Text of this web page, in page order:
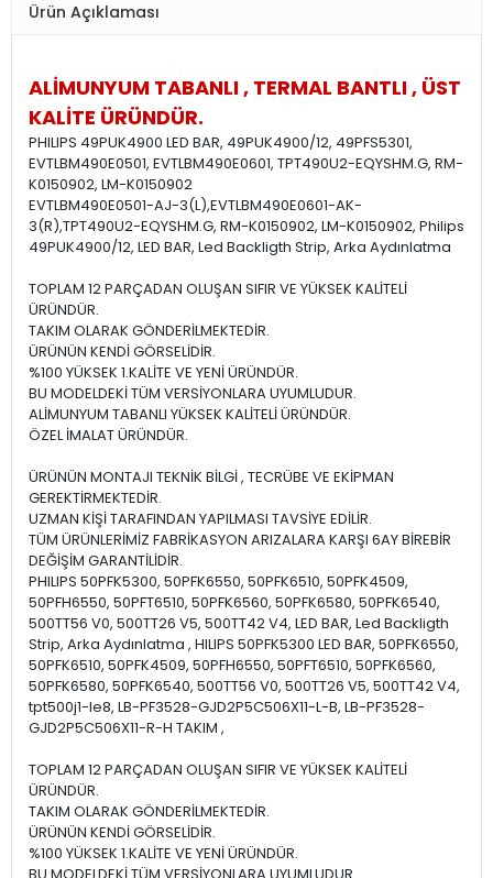
Ürün Açıklaması
ALİMUNYUM TABANLI , TERMAL BANTLI , ÜST
KALİTE ÜRÜNDÜR.
PHILIPS 49PUK4900 LED BAR, 49PUK4900/12, 49PFS5301,
EVTLBM490E0501, EVTLBM490E0601, TPT490U2-EQYSHM.G, RM-
K0150902, LM-K0150902
EVTLBM490E0501-AJ-3(L),EVTLBM490E0601-AK-
3(R),TPT490U2-EQYSHM.G, RM-K0150902, LM-K0150902, Philips
49PUK4900/12, LED BAR, Led Backligth Strip, Arka Aydınlatma
TOPLAM 12 PARÇADAN OLUŞAN SIFIR VE YÜKSEK KALİTELİ
ÜRÜNDÜR.
TAKIM OLARAK GÖNDERİLMEKTEDİR.
ÜRÜNÜN KENDİ GÖRSELİDİR.
%100 YÜKSEK 1.KALİTE VE YENİ ÜRÜNDÜR.
BU MODELDEKİ TÜM VERSİYONLARA UYUMLUDUR.
ALİMUNYUM TABANLI YÜKSEK KALİTELİ ÜRÜNDÜR.
ÖZEL İMALAT ÜRÜNDÜR.
ÜRÜNÜN MONTAJI TEKNİK BİLGİ , TECRÜBE VE EKİPMAN
GEREKTİRMEKTEDİR.
UZMAN KİŞİ TARAFINDAN YAPILMASI TAVSİYE EDİLİR.
TÜM ÜRÜNLERİMİZ FABRİKASYON ARIZALARA KARŞI 6AY BİREBİR
DEĞİŞİM GARANTİLİDİR.
PHILIPS 50PFK5300, 50PFK6550, 50PFK6510, 50PFK4509,
50PFH6550, 50PFT6510, 50PFK6560, 50PFK6580, 50PFK6540,
500TT56 V0, 500TT26 V5, 500TT42 V4, LED BAR, Led Backligth
Strip, Arka Aydınlatma , HILIPS 50PFK5300 LED BAR, 50PFK6550,
50PFK6510, 50PFK4509, 50PFH6550, 50PFT6510, 50PFK6560,
50PFK6580, 50PFK6540, 500TT56 V0, 500TT26 V5, 500TT42 V4,
tpt500j1-le8, LB-PF3528-GJD2P5C506X11-L-B, LB-PF3528-
GJD2P5C506X11-R-H TAKIM ,
TOPLAM 12 PARÇADAN OLUŞAN SIFIR VE YÜKSEK KALİTELİ
ÜRÜNDÜR.
TAKIM OLARAK GÖNDERİLMEKTEDİR.
ÜRÜNÜN KENDİ GÖRSELİDİR.
%100 YÜKSEK 1.KALİTE VE YENİ ÜRÜNDÜR.